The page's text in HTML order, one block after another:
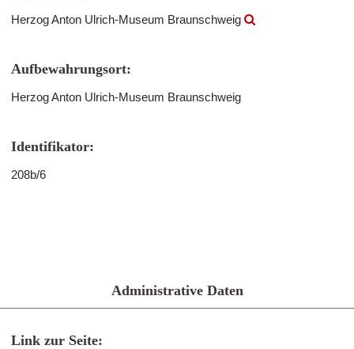
Herzog Anton Ulrich-Museum Braunschweig
Aufbewahrungsort:
Herzog Anton Ulrich-Museum Braunschweig
Identifikator:
208b/6
Administrative Daten
Link zur Seite: